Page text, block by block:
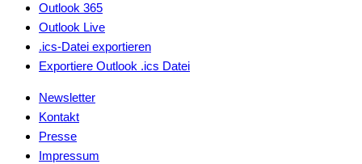
Outlook 365
Outlook Live
.ics-Datei exportieren
Exportiere Outlook .ics Datei
Newsletter
Kontakt
Presse
Impressum